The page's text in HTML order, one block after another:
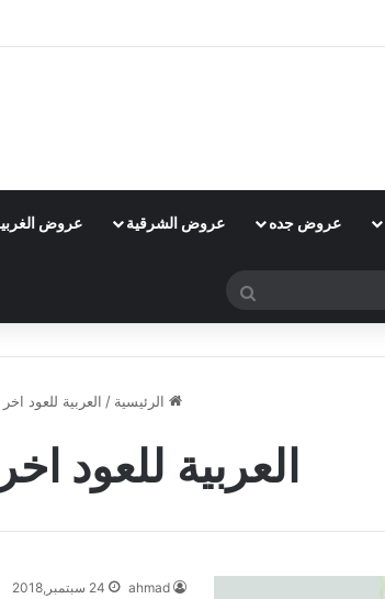
عروض جده عروض الشرقية عروض
بحث
الرئيسية / العربية للعود
العربية للعود
ahmad 24 سبتمبر,2018